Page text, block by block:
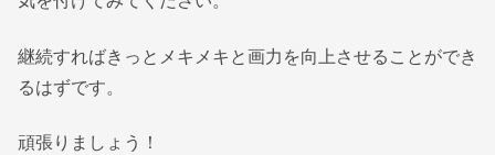
継続すればきっとメキメキと画力を向上させることができ
るはずです。
頑張りましょう！